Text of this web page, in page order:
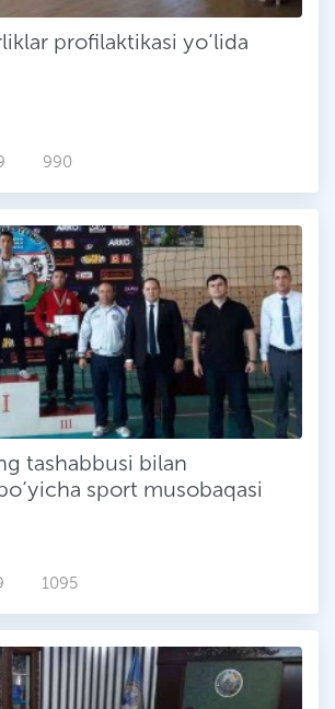
profilaktikasi yo‘lida
990
tashabbusi bilan
sport musobaqasi
1095